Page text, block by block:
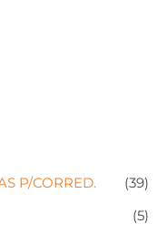
P/CORRED.
(39)
(5)